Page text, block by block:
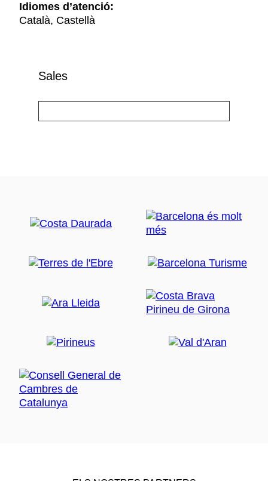
Idiomes d’atenció:
Català, Castellà
Sales